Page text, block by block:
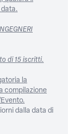
di 15 iscritti.
la
compilazione
dalla data di